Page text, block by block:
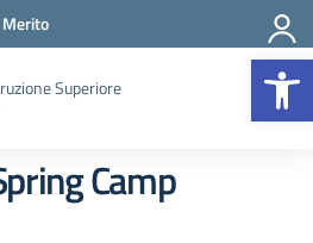
Superiore
Camp